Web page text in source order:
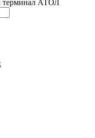
терминал АТОЛ